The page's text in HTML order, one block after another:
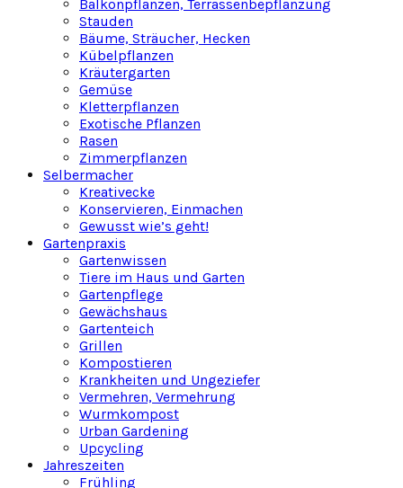
Balkonpflanzen, Terrassenbepflanzung
Stauden
Bäume, Sträucher, Hecken
Kübelpflanzen
Kräutergarten
Gemüse
Kletterpflanzen
Exotische Pflanzen
Rasen
Zimmerpflanzen
Selbermacher
Kreativecke
Konservieren, Einmachen
Gewusst wie’s geht!
Gartenpraxis
Gartenwissen
Tiere im Haus und Garten
Gartenpflege
Gewächshaus
Gartenteich
Grillen
Kompostieren
Krankheiten und Ungeziefer
Vermehren, Vermehrung
Wurmkompost
Urban Gardening
Upcycling
Jahreszeiten
Frühling